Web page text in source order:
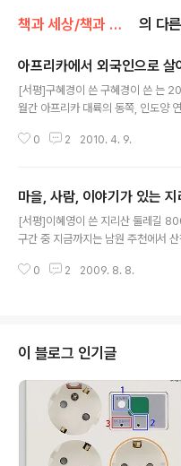
책과 세상/책과 세상 - 여행 의 다
아프리카에서 외국인으로 살
[서평]구혜경이 쓴 구혜경이 쓴 는
월간 아프리카 대륙의 동쪽, 인도양
동육아 어린이집에서 만난 의 저자 김
그러다 우연히 아프리카에서 아이를
책을 본 후 아프리카로 떠나자고 의
아프리카 대륙 탄자니아로 가는 길 는
김정미씨가 함께 떠난 동아프리카 여
0 2 2010. 4. 9.
마을, 사람, 이야기가 있는 지
[서평]이혜영이 쓴 지리산 둘레길
구간 중 지금까지는 남원 주천에서
'사단법인 숲길'이 산림청의 지원을
운동과 생명평화운동을 펼쳐온 단체
청이 복권사업으로 조성한 녹색자금
산을 둘러싼 5개 시군의 협력을 받
구간을 개통하였다. 당초 계획대로라
되어 2011년 즈음에 순환형의 지리
정이었다. 그러나, 지난해 말 산림청의
0 2 2009. 8. 8.
이 블로그 인기글